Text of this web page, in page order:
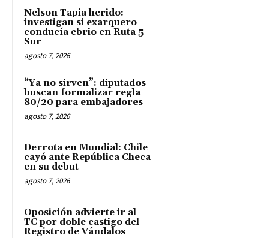
Nelson Tapia herido:
investigan si exarquero
conducía ebrio en Ruta 5
Sur
agosto 7, 2026
“Ya no sirven”: diputados
buscan formalizar regla
80/20 para embajadores
agosto 7, 2026
Derrota en Mundial: Chile
cayó ante República Checa
en su debut
agosto 7, 2026
Oposición advierte ir al
TC por doble castigo del
Registro de Vándalos